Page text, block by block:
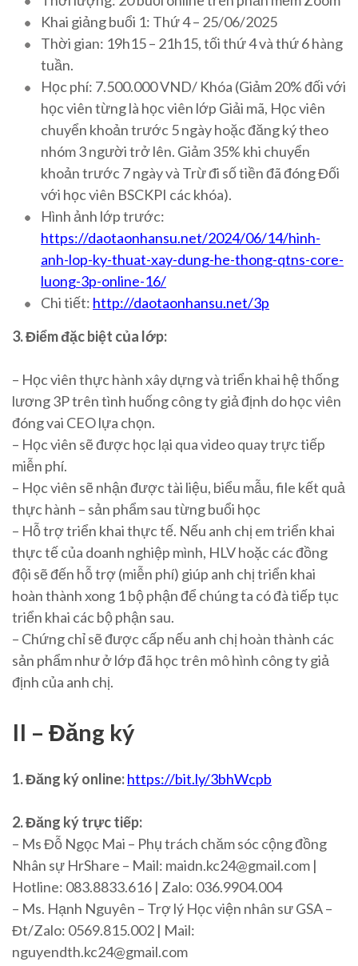
Khai giảng buổi 1: Thứ 4 – 25/06/2025
Thời gian: 19h15 – 21h15, tối thứ 4 và thứ 6 hàng
tuần.
Học phí: 7.500.000 VND/ Khóa (Giảm 20% đối với
học viên từng là học viên lớp Giải mã, Học viên
chuyển khoản trước 5 ngày hoặc đăng ký theo
nhóm 3 người trở lên. Giảm 35% khi chuyển
khoản trước 7 ngày và Trừ đi số tiền đã đóng Đối
với học viên BSCKPI các khóa).
Hình ảnh lớp trước:
https://daotaonhansu.net/2024/06/14/hinh-
anh-lop-ky-thuat-xay-dung-he-thong-qtns-core-
luong-3p-online-16/
Chi tiết: http://daotaonhansu.net/3p
3. Điểm đặc biệt của lớp:
– Học viên thực hành xây dựng và triển khai hệ thống
lương 3P trên tình huống công ty giả định do học viên
đóng vai CEO lựa chọn.
– Học viên sẽ được học lại qua video quay trực tiếp
miễn phí.
– Học viên sẽ nhận được tài liệu, biểu mẫu, file kết quả
thực hành – sản phẩm sau từng buổi học
– Hỗ trợ triển khai thực tế. Nếu anh chị em triển khai
thực tế của doanh nghiệp mình, HLV hoặc các đồng
đội sẽ đến hỗ trợ (miễn phí) giúp anh chị triển khai
hoàn thành xong 1 bộ phận để chúng ta có đà tiếp tục
triển khai các bộ phận sau.
– Chứng chỉ sẽ được cấp nếu anh chị hoàn thành các
sản phẩm như ở lớp đã học trên mô hình công ty giả
định của anh chị.
II – Đăng ký
1. Đăng ký online:https://bit.ly/3bhWcpb
2. Đăng ký trực tiếp:
– Ms Đỗ Ngọc Mai – Phụ trách chăm sóc cộng đồng
Nhân sự HrShare – Mail: maidn.kc24@gmail.com |
Hotline: 083.8833.616 | Zalo: 036.9904.004
– Ms. Hạnh Nguyên – Trợ lý Học viện nhân sư GSA –
Đt/Zalo: 0569.815.002 | Mail:
nguyendth.kc24@gmail.com